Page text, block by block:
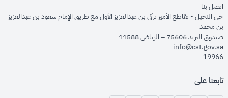
اتصل بنا
حي النخيل - تقاطع الأمير تركي بن عبدالعزيز الأول مع طريق الإمام سعود بن عبدالعزيز
بن محمد
صندوق البريد 75606 – الرياض 11588
info@cst.gov.sa
19966
تابعنا على